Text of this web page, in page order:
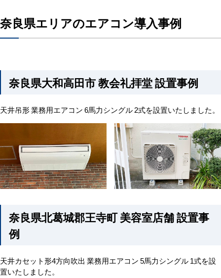
奈良県エリアのエアコン導入事例
奈良県大和高田市 教会礼拝堂 設置事例
天井吊形 業務用エアコン 6馬力シングル 2式を設置いたしました。
奈良県北葛城郡王寺町 美容室店舗 設置事
例
天井カセット形4方向吹出 業務用エアコン 5馬力シングル 1式を設
置いたしました。